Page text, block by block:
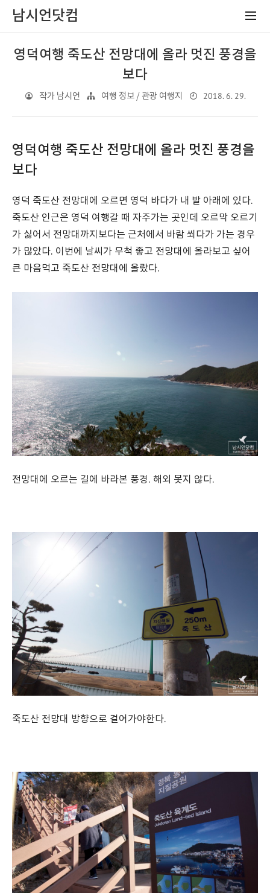
남시언닷컴
영덕여행 죽도산 전망대에 올라 멋진 풍경을
보다
작가 남시언 여행 정보 / 관광 여행지 2018. 6. 29.
영덕여행 죽도산 전망대에 올라 멋진 풍경을
보다
영덕 죽도산 전망대에 오르면 영덕 바다가 내 발 아래에 있다.
죽도산 인근은 영덕 여행갈 때 자주가는 곳인데 오르막 오르기
가 싫어서 전망대까지보다는 근처에서 바람 쐬다가 가는 경우
가 많았다. 이번에 날씨가 무척 좋고 전망대에 올라보고 싶어
큰 마음먹고 죽도산 전망대에 올랐다.
전망대에 오르는 길에 바라본 풍경. 해외 못지 않다.
죽도산 전망대 방향으로 걸어가야한다.